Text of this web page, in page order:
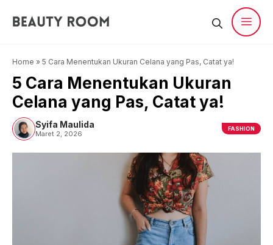
Home » 5 Cara Menentukan Ukuran Celana yang Pas, Catat ya!
5 Cara Menentukan Ukuran
Celana yang Pas, Catat ya!
Syifa Maulida
Maret 2, 2026
FASHION